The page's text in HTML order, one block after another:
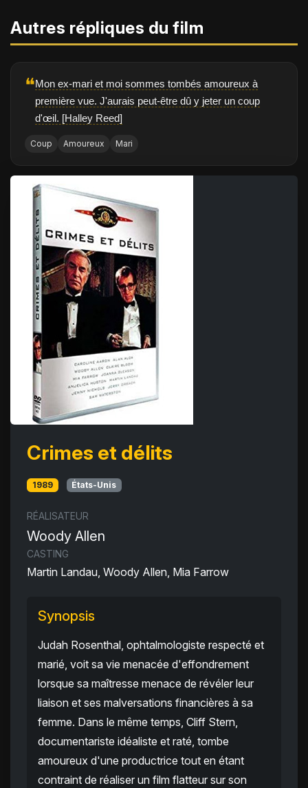
Autres répliques du film
❝Mon ex-mari et moi sommes tombés amoureux à
première vue. J'aurais peut-être dû y jeter un coup
d'œil. [Halley Reed]
Coup Amoureux Mari
Crimes et délits
1989 États-Unis
RÉALISATEUR
Woody Allen
CASTING
Martin Landau, Woody Allen, Mia Farrow
Synopsis
Judah Rosenthal, ophtalmologiste respecté et
marié, voit sa vie menacée d'effondrement
lorsque sa maîtresse menace de révéler leur
liaison et ses malversations financières à sa
femme. Dans le même temps, Cliff Stern,
documentariste idéaliste et raté, tombe
amoureux d'une productrice tout en étant
contraint de réaliser un film flatteur sur son